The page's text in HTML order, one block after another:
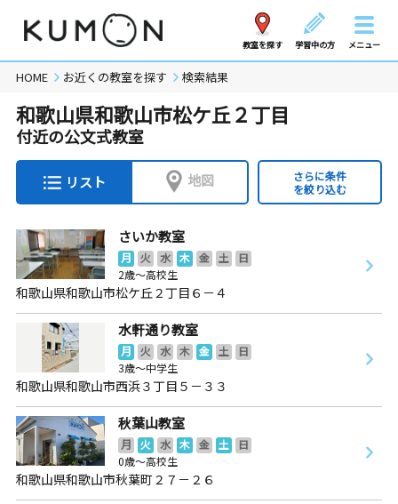
教室を探す 学習中の方 メニュー
HOME お近くの教室を探す 検索結果
和歌山県和歌山市松ケ丘２丁目
付近の公文式教室
リスト 地図
さらに条件
を絞り込む
さいか教室
月 火 水 木 金 土
日
2歳～高校生
和歌山県和歌山市松ケ丘２丁目６－４
水軒通り教室
月 火 水 木 金 土
日
3歳～中学生
和歌山県和歌山市西浜３丁目５－３３
秋葉山教室
月 火 水 木 金 土
日
0歳～高校生
和歌山県和歌山市秋葉町２７－２６